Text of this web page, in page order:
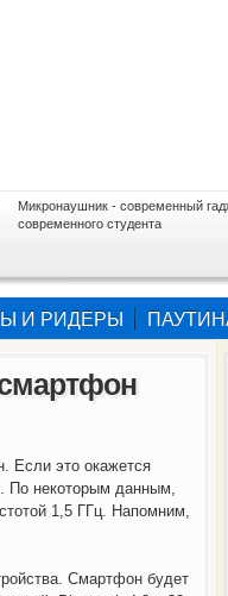
Микронаушник - современный
современного студента
И РИДЕРЫ
Если это окажется
По некоторым данным,
1,5 ГГц. Напомним,
Смартфон будет